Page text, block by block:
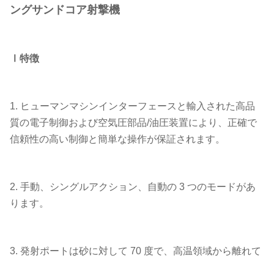
ングサンドコア射撃機
Ⅰ特徴
1. ヒューマンマシンインターフェースと輸入された高品
質の電子制御および空気圧部品/油圧装置により、正確で
信頼性の高い制御と簡単な操作が保証されます。
2. 手動、シングルアクション、自動の 3 つのモードがあ
ります。
3. 発射ポートは砂に対して 70 度で、高温領域から離れて